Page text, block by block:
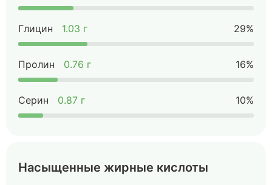
Глицин 1.03 г 29%
Пролин 0.76 г 16%
Серин 0.87 г 10%
Насыщенные жирные кислоты